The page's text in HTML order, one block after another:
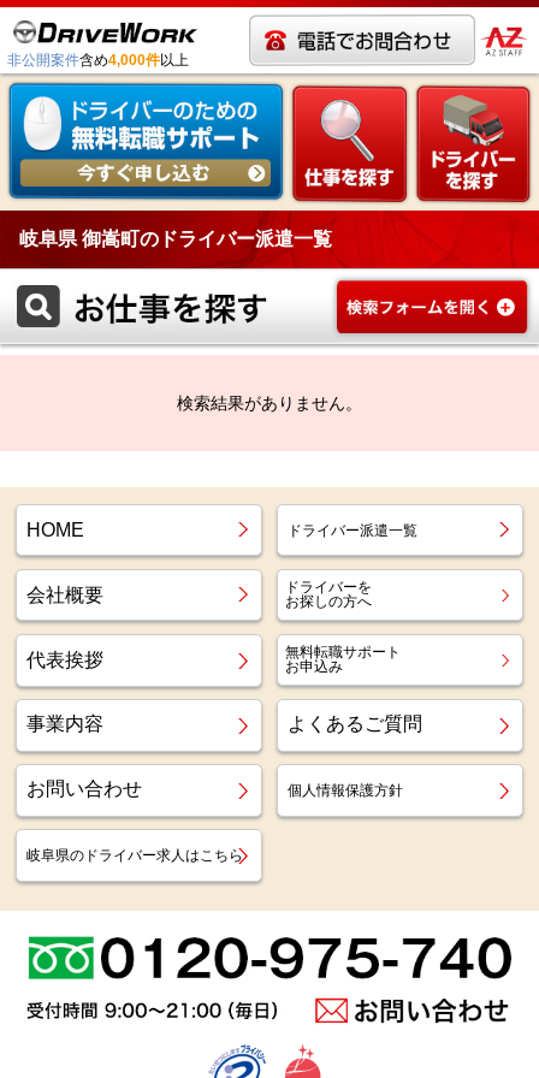
非公開案件含め4,000件以上
岐阜県 御嵩町のドライバー派遣一覧
検索結果がありません。
HOME ドライバー派遣一覧
会社概要
ドライバーを
お探しの方へ
代表挨拶
無料転職サポート
お申込み
事業内容 よくあるご質問
お問い合わせ 個人情報保護方針
岐阜県のドライバー求人はこちら